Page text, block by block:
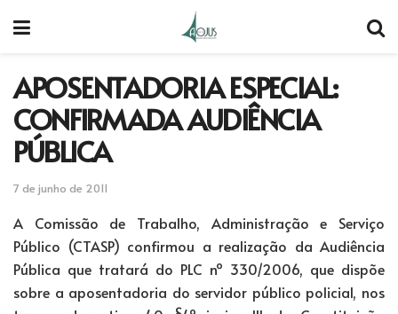
APOSENTADORIA ESPECIAL:
CONFIRMADA AUDIÊNCIA
PÚBLICA
7 de junho de 2011
A Comissão de Trabalho, Administração e Serviço
Público (CTASP) confirmou a realização da Audiência
Pública que tratará do PLC nº 330/2006, que dispõe
sobre a aposentadoria do servidor público policial, nos